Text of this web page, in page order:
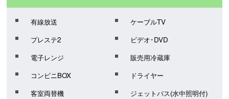
有線放送
ケーブルTV
プレステ2
ビデオ･DVD
電子レンジ
販売用冷蔵庫
コンビニBOX
ドライヤー
客室両替機
ジェットバス(水中照明付)